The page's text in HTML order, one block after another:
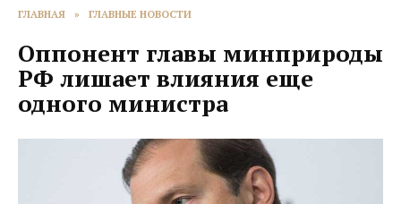
ГЛАВНАЯ » ГЛАВНЫЕ НОВОСТИ
Оппонент главы минприроды
РФ лишает влияния еще
одного министра